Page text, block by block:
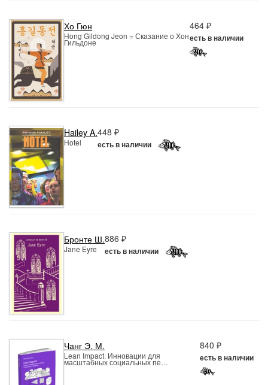
Хо Гюн
Hong Gildong Jeon = Сказание о Хон
Гильдоне
464 ₽
есть в наличии
Hailey A.
Hotel
448 ₽
есть в наличии
Бронте Ш.
Jane Eyre
886 ₽
есть в наличии
Чанг Э. М.
Lean Impact. Инновации для
масштабных социальных пе…
840 ₽
есть в наличии